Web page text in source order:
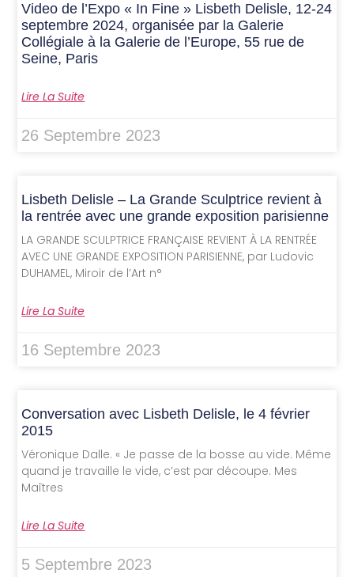
Video de l’Expo « In Fine » Lisbeth Delisle, 12-24
septembre 2024, organisée par la Galerie
Collégiale à la Galerie de l’Europe, 55 rue de
Seine, Paris
Lire La Suite
26 Septembre 2023
Lisbeth Delisle – La Grande Sculptrice revient à
la rentrée avec une grande exposition parisienne
LA GRANDE SCULPTRICE FRANÇAISE REVIENT À LA RENTRÉE
AVEC UNE GRANDE EXPOSITION PARISIENNE, par Ludovic
DUHAMEL, Miroir de l’Art n°
Lire La Suite
16 Septembre 2023
Conversation avec Lisbeth Delisle, le 4 février
2015
Véronique Dalle. « Je passe de la bosse au vide. Même
quand je travaille le vide, c’est par découpe. Mes
Maîtres
Lire La Suite
5 Septembre 2023